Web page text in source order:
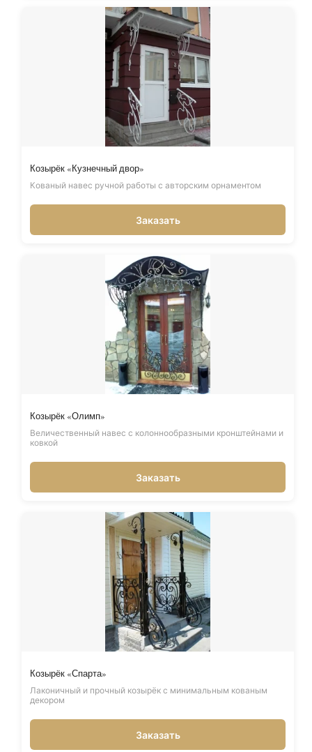
Козырёк «Кузнечный двор»
Кованый навес ручной работы с авторским орнаментом
Заказать
Козырёк «Олимп»
Величественный навес с колоннообразными кронштейнами и
ковкой
Заказать
Козырёк «Спарта»
Лаконичный и прочный козырёк с минимальным кованым
декором
Заказать